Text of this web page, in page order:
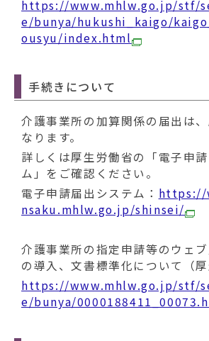
https://www.mhlw.go.jp/stf/
e/bunya/hukushi_kaigo/
ousyu/index.html
手続きについて
介護事業所の加算関係の届出は
なります。
詳しくは厚生労働省の「電子申
ム」をご確認ください。
電子申請届出システム： https://
nsaku.mhlw.go.jp/shinsei/
介護事業所の指定申請等のウェ
の導入、文書標準化について（厚
https://www.mhlw.go.jp/stf/
e/bunya/